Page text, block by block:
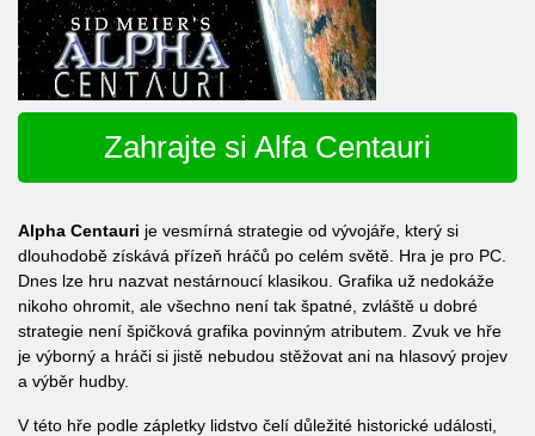
Zahrajte si Alfa Centauri
Alpha Centauri je vesmírná strategie od vývojáře, který si
dlouhodobě získává přízeň hráčů po celém světě. Hra je pro PC.
Dnes lze hru nazvat nestárnoucí klasikou. Grafika už nedokáže
nikoho ohromit, ale všechno není tak špatné, zvláště u dobré
strategie není špičková grafika povinným atributem. Zvuk ve hře
je výborný a hráči si jistě nebudou stěžovat ani na hlasový projev
a výběr hudby.
V této hře podle zápletky lidstvo čelí důležité historické události,